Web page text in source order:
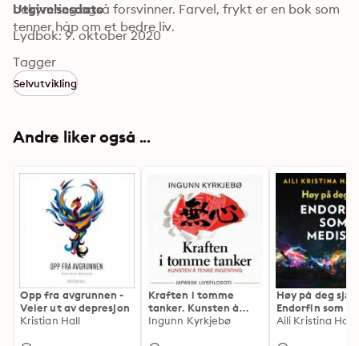
bekymring også forsvinner. Farvel, frykt er en bok som
tenner håp om et bedre liv.
Utgivelsesdato
Lydbok: 9. oktober 2020
Tagger
Selvutvikling
Andre liker også ...
Opp fra avgrunnen -
Veier ut av depresjon
Kristian Hall
Kraften i tomme
tanker. Kunsten å
tenke ingenting
Ingunn Kyrkjebø
Høy på deg sjæl
Endorfin som
Aili Kristina